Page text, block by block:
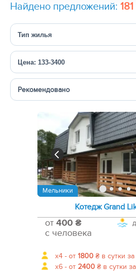
Найдено предложений: 181
Тип жилья
Цена: 133-3400
Сортировка
Мельники
Котедж Grand
от 400 ₴
с человека
x4 - от 1800 ₴ в сутки
x6 - от 2400 ₴ в сутки